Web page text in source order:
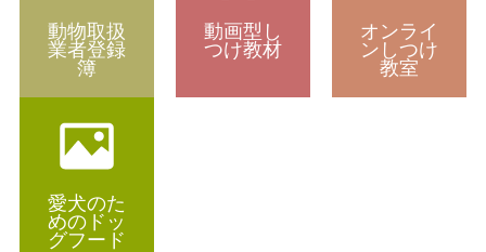
動物取扱
業者登録
簿
動画型し
つけ教材
オンライ
ンしつけ
教室
愛犬のた
めのドッ
グフード